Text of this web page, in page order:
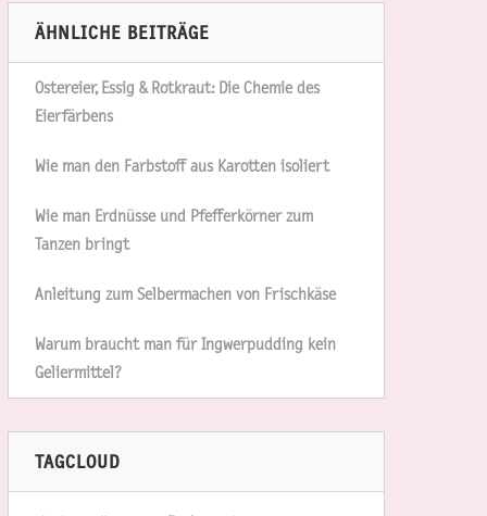
ÄHNLICHE BEITRÄGE
Ostereier, Essig & Rotkraut: Die Chemie des
Eierfärbens
Wie man den Farbstoff aus Karotten isoliert
Wie man Erdnüsse und Pfefferkörner zum
Tanzen bringt
Anleitung zum Selbermachen von Frischkäse
Warum braucht man für Ingwerpudding kein
Geliermittel?
TAGCLOUD